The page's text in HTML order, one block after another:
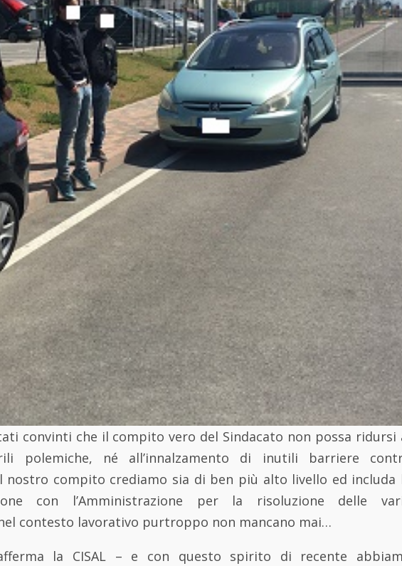
convinti che il compito vero del Sindacato non possa ridursi
polemiche, né all’innalzamento di inutili barriere
nostro compito crediamo sia di ben più alto livello ed includa
con l’Amministrazione per la risoluzione delle
contesto lavorativo purtroppo non mancano mai…
la CISAL – e con questo spirito di recente